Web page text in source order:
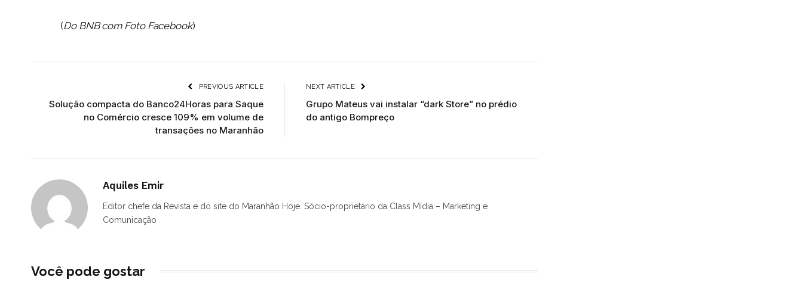
(Do BNB com Foto Facebook)
PREVIOUS ARTICLE
Solução compacta do Banco24Horas para Saque
no Comércio cresce 109% em volume de
transações no Maranhão
NEXT ARTICLE
Grupo Mateus vai instalar “dark Store” no prédio
do antigo Bompreço
Aquiles Emir
Editor chefe da Revista e do site do Maranhão Hoje. Sócio-proprietário da Class Mídia – Marketing e
Comunicação
Você pode gostar